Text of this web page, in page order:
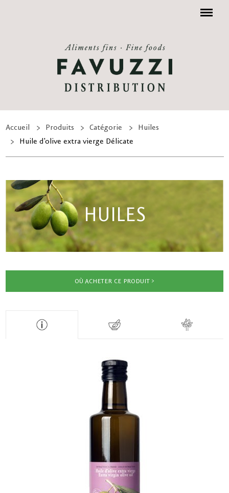
Menu
Accueil Produits Catégorie
Huiles
Huile d'olive extra vierge Délicate
HUILES
OÙ ACHETER CE PRODUIT